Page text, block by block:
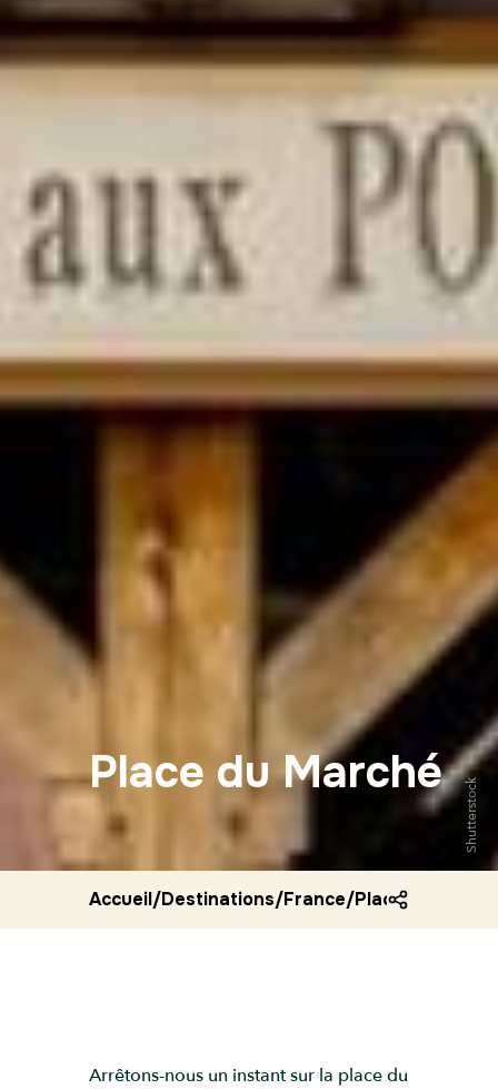
Place du Marché
Shutterstock
Accueil/Destinations/France/Place du
Arrêtons-nous un instant sur la place du